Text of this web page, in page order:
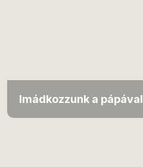
Imádkozzunk a pápával